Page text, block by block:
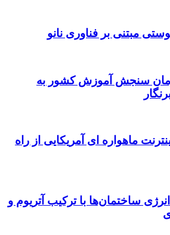
مبتنی بر فناوری نانو
سنجش آموزش کشور به
ماهواره ای آمریکایی از راه
ساختمان‌ها با ترکیب آتریوم و